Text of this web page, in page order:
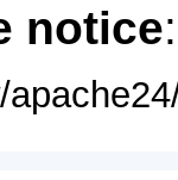
notice